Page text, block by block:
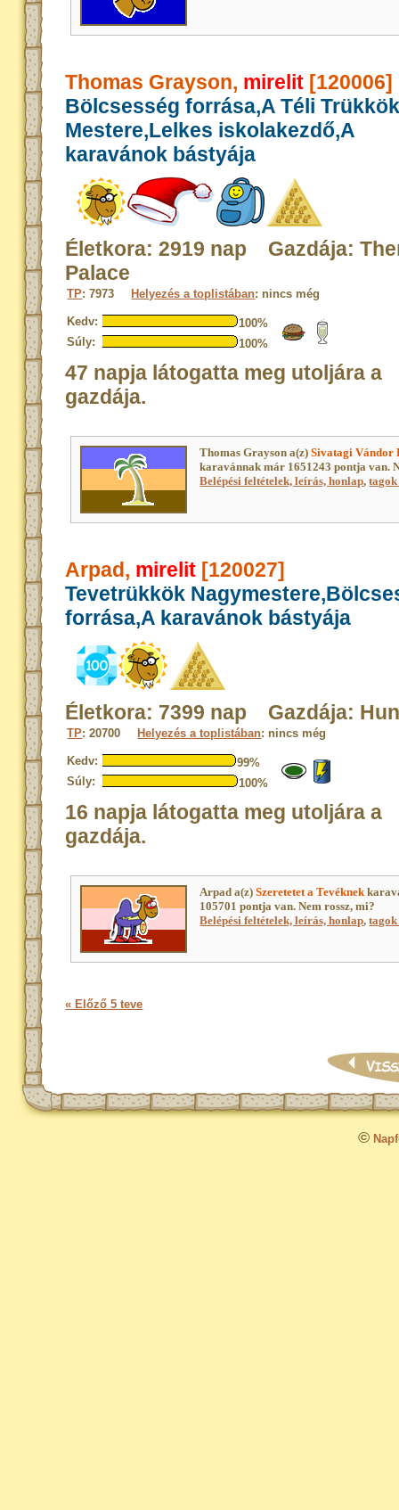
Thomas Grayson, mirelit [120006]
Bölcsesség forrása,A Téli
Mestere,Lelkes iskolakezdő,A
karavánok bástyája
Életkora: 2919 nap Gazdája:
Palace
TP: 7973 Helyezés a toplistában: nincs még
Kedv:
100%
Súly:
100%
47 napja látogatta meg utoljára a
gazdája.
Thomas Grayson a(z)Sivatagi Vándor
karavánnak már 1651243 pontja van.
Belépési feltételek, leírás, honlap,
Arpad, mirelit [120027]
Tevetrükkök
forrása,A karavánok bástyája
Életkora: 7399 nap Gazdája:
TP: 20700 Helyezés a toplistában: nincs még
Kedv:
99%
Súly:
100%
16 napja látogatta meg utoljára a
gazdája.
Arpad a(z)Szeretetet a Tevéknek
105701 pontja van. Nem rossz, mi?
Belépési feltételek, leírás, honlap,
« Előző 5 teve
©